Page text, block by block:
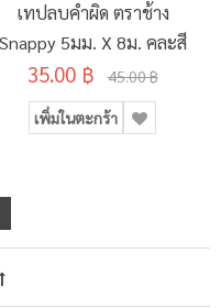
เทปลบคำผิด ตราช้าง
Snappy 5มม. X 8ม. คละสี
35.00 ฿ 45.00 ฿
เพิ่มในตะกร้า